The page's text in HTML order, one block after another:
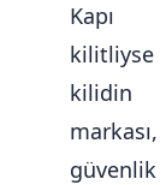
Kapı
kilitliyse
kilidin
markası,
güvenlik